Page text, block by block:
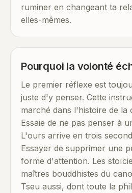
ruminer en changeant ta
elles-mêmes.
Pourquoi la volonté
Le premier réflexe est
juste d'y penser. Cette
marché dans l'histoire de la
Essaie de ne pas penser à
L'ours arrive en trois
Essayer de supprimer une
forme d'attention. Les
maîtres bouddhistes du
Tseu aussi, dont toute la